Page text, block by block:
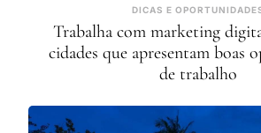
DICAS E
Trabalha com marketing
cidades que apresentam boas
de trabalho